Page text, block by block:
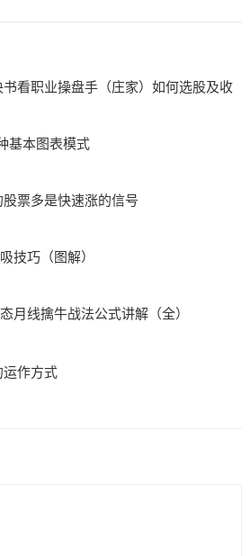
书看职业操盘手（庄家）如何选股及收
基本图表模式
票多是快速涨的信号
技巧（图解）
月线擒牛战法公式讲解（全）
运作方式